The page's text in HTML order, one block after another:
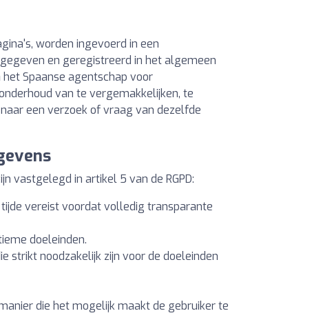
worden ingevoerd in een
en geregistreerd in het algemeen
Spaanse agentschap voor
van te vergemakkelijken, te
een verzoek of vraag van dezelfde
vastgelegd in artikel 5 van de RGPD:
vereist voordat volledig transparante
doeleinden.
strikt noodzakelijk zijn voor de doeleinden
die het mogelijk maakt de gebruiker te